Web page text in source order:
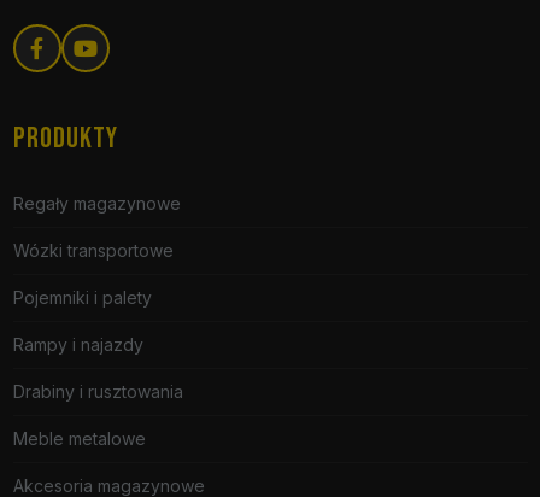
PRODUKTY
Regały magazynowe
Wózki transportowe
Pojemniki i palety
Rampy i najazdy
Drabiny i rusztowania
Meble metalowe
Akcesoria magazynowe